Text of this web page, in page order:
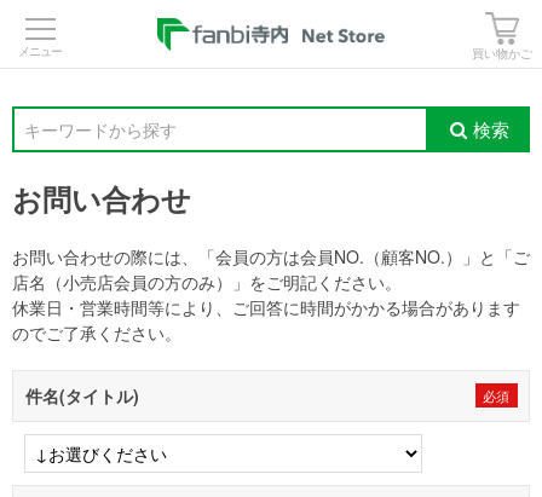
買い物かご
キーワードから探す 検索
お問い合わせ
お問い合わせの際には、「会員の方は会員NO.（顧客NO.）」と「ご
店名（小売店会員の方のみ）」をご明記ください。
休業日・営業時間等により、ご回答に時間がかかる場合があります
のでご了承ください。
件名(タイトル)